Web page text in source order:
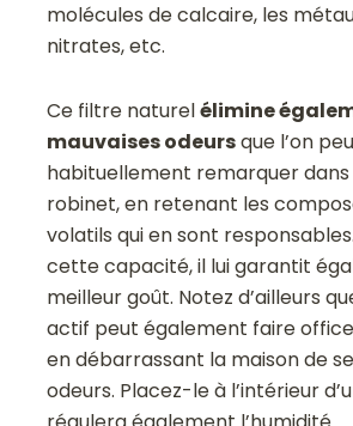
molécules de calcaire, les
nitrates, etc.
Ce filtre naturelélimine
mauvaises odeursque l’on
habituellement remarquer dans
robinet, en retenant les
volatils qui en sont
cette capacité, il lui garantit
meilleur goût. Notez d’ailleurs
actif peut également faire
en débarrassant la maison de
odeurs. Placez-le à l’intérieur